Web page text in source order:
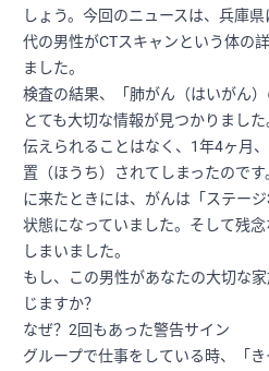
しょう。今回のニュースは、兵庫
代の男性がCTスキャンという体の
ました。
検査の結果、「肺がん（はいがん
とても大切な情報が見つかりまし
伝えられることはなく、1年4ヶ月
置（ほうち）されてしまったので
に来たときには、がんは「ステー
状態になっていました。そして残
しまいました。
もし、この男性があなたの大切な
じますか？
なぜ？2回もあった警告サイン
グループで仕事をしている時、「